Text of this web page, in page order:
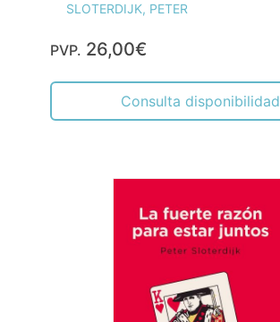
SLOTERDIJK, PETER
PVP. 26,00€
Consulta disponibilidad